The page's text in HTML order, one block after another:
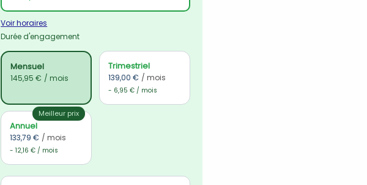
Voir horaires
Durée d'engagement
Mensuel
145,95 € / mois
Trimestriel
139,00 € / mois
- 6,95 € / mois
Meilleur prix
Annuel
133,79 € / mois
- 12,16 € / mois